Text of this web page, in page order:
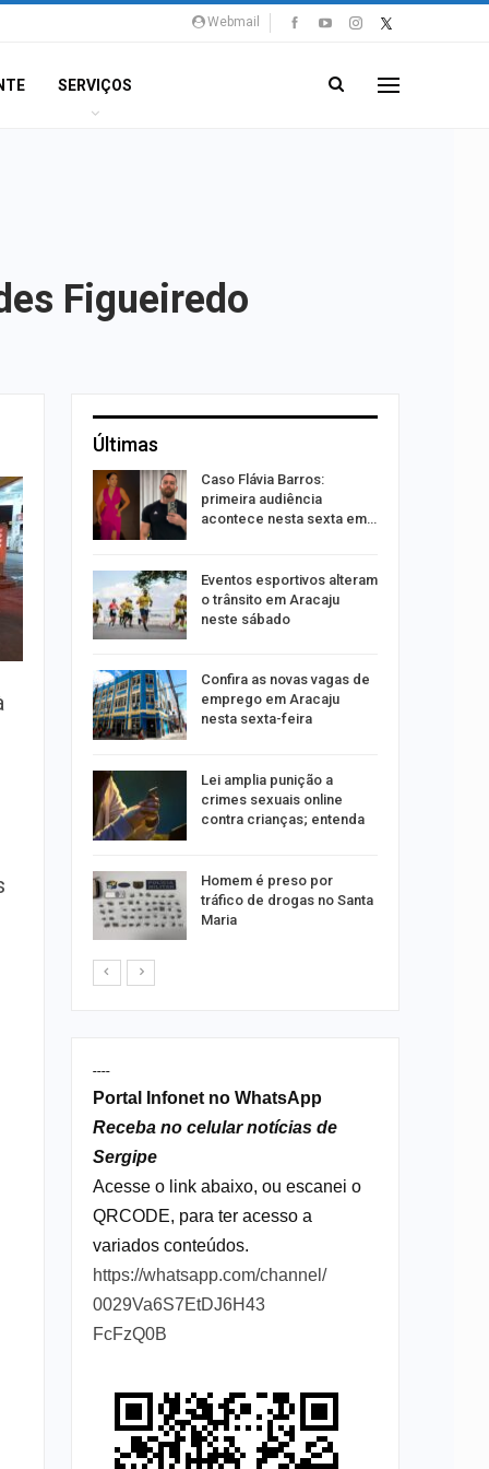
Webmail
SERVIÇOS
Figueiredo
Últimas
será
é
Caso Flávia Barros:
primeira audiência
acontece nesta sexta em…
Eventos esportivos alteram
o trânsito em Aracaju
neste sábado
Confira as novas vagas de
emprego em Aracaju
nesta sexta-feira
Lei amplia punição a
crimes sexuais online
contra crianças; entenda
Homem é preso por
tráfico de drogas no Santa
Maria
----
Portal Infonet no WhatsApp
Receba no celular notícias de
Sergipe
Acesse o link abaixo, ou escanei o
QRCODE, para ter acesso a
variados conteúdos.
https://whatsapp.com/channel/
0029Va6S7EtDJ6H43
FcFzQ0B